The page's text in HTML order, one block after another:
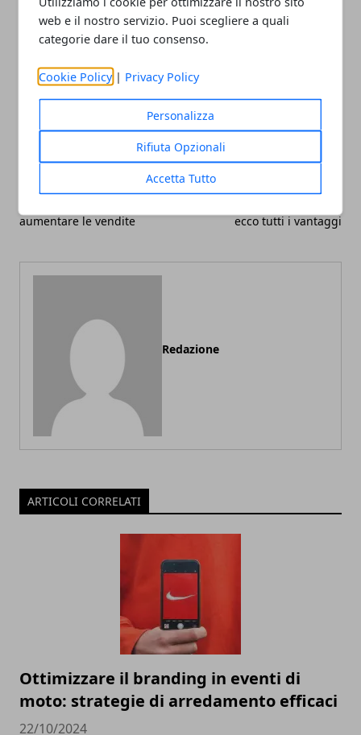
web e il nostro servizio. Puoi scegliere a quali
categorie dare il tuo consenso.
Cookie Policy | Privacy Policy
Personalizza
Rifiuta Opzionali
Accetta Tutto
Facebook
TwitterWhatsapp
aumentare le vendite
ecco tutti i vantaggi
Redazione
ARTICOLI CORRELATI
Ottimizzare il branding in eventi di
moto: strategie di arredamento efficaci
22/10/2024